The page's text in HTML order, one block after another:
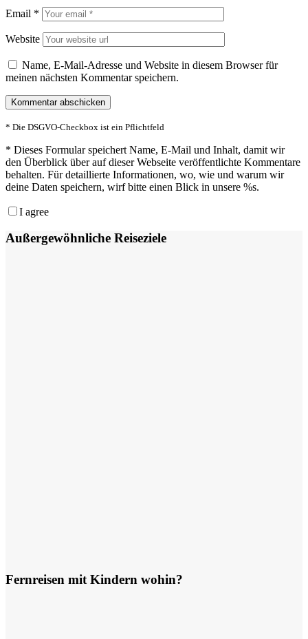
Email *
Website
Name, E-Mail-Adresse und Website in diesem Browser für
meinen nächsten Kommentar speichern.
* Die DSGVO-Checkbox ist ein Pflichtfeld
* Dieses Formular speichert Name, E-Mail und Inhalt, damit wir
den Überblick über auf dieser Webseite veröffentlichte Kommentare
behalten. Für detaillierte Informationen, wo, wie und warum wir
deine Daten speichern, wirf bitte einen Blick in unsere %s.
I agree
Außergewöhnliche Reiseziele
Fernreisen mit Kindern wohin?